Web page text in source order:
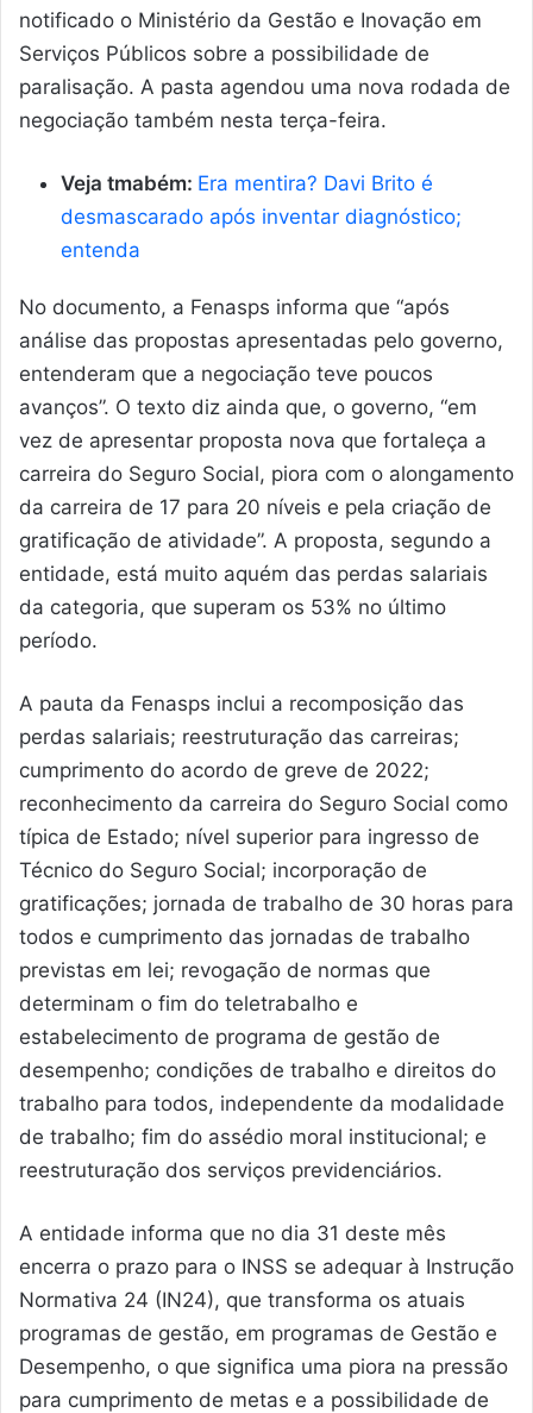
notificado o Ministério da Gestão e Inovação em
Serviços Públicos sobre a possibilidade de
paralisação. A pasta agendou uma nova rodada de
negociação também nesta terça-feira.
Veja tmabém: Era mentira? Davi Brito é
desmascarado após inventar diagnóstico;
entenda
No documento, a Fenasps informa que “após
análise das propostas apresentadas pelo governo,
entenderam que a negociação teve poucos
avanços”. O texto diz ainda que, o governo, “em
vez de apresentar proposta nova que fortaleça a
carreira do Seguro Social, piora com o alongamento
da carreira de 17 para 20 níveis e pela criação de
gratificação de atividade”. A proposta, segundo a
entidade, está muito aquém das perdas salariais
da categoria, que superam os 53% no último
período.
A pauta da Fenasps inclui a recomposição das
perdas salariais; reestruturação das carreiras;
cumprimento do acordo de greve de 2022;
reconhecimento da carreira do Seguro Social como
típica de Estado; nível superior para ingresso de
Técnico do Seguro Social; incorporação de
gratificações; jornada de trabalho de 30 horas para
todos e cumprimento das jornadas de trabalho
previstas em lei; revogação de normas que
determinam o fim do teletrabalho e
estabelecimento de programa de gestão de
desempenho; condições de trabalho e direitos do
trabalho para todos, independente da modalidade
de trabalho; fim do assédio moral institucional; e
reestruturação dos serviços previdenciários.
A entidade informa que no dia 31 deste mês
encerra o prazo para o INSS se adequar à Instrução
Normativa 24 (IN24), que transforma os atuais
programas de gestão, em programas de Gestão e
Desempenho, o que significa uma piora na pressão
para cumprimento de metas e a possibilidade de